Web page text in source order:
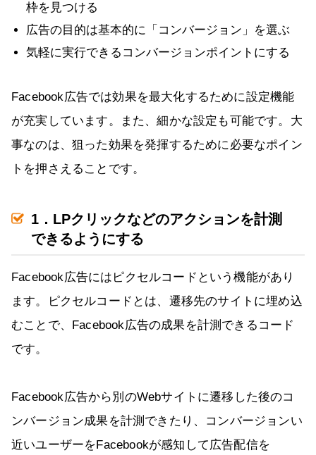
枠を見つける
広告の目的は基本的に「コンバージョン」を選ぶ
気軽に実行できるコンバージョンポイントにする
Facebook広告では効果を最大化するために設定機能
が充実しています。また、細かな設定も可能です。大
事なのは、狙った効果を発揮するために必要なポイン
トを押さえることです。
1．LPクリックなどのアクションを計測
できるようにする
Facebook広告にはピクセルコードという機能があり
ます。ピクセルコードとは、遷移先のサイトに埋め込
むことで、Facebook広告の成果を計測できるコード
です。
Facebook広告から別のWebサイトに遷移した後のコ
ンバージョン成果を計測できたり、コンバージョンい
近いユーザーをFacebookが感知して広告配信を